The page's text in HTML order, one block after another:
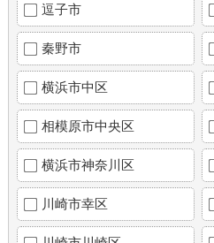
逗子市
秦野市
横浜市中区
相模原市中央区
横浜市神奈川区
川崎市幸区